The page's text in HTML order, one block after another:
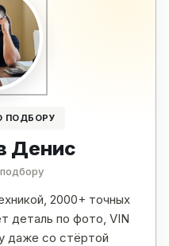
ПОДБОРУ
Денис
2000+ точных
деталь по фото, VIN
даже со стёртой